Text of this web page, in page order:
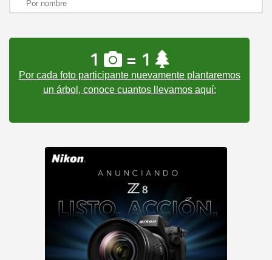
1 = 1
Por cada foto participante nuevamente plantaremos
un árbol, conoce cuantos llevamos aquí: